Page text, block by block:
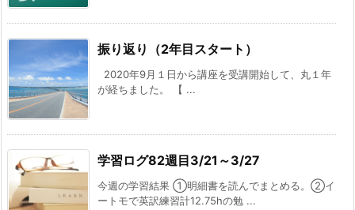
振り返り（2年目スタート）
2020年9月１日から講座を受講開始して、丸１年
が経ちました。 【 ...
学習ログ82週目3/21～3/27
今週の学習結果 ①明細書を読んでまとめる。②イ
ートモで英訳練習計12.75hの勉 ...